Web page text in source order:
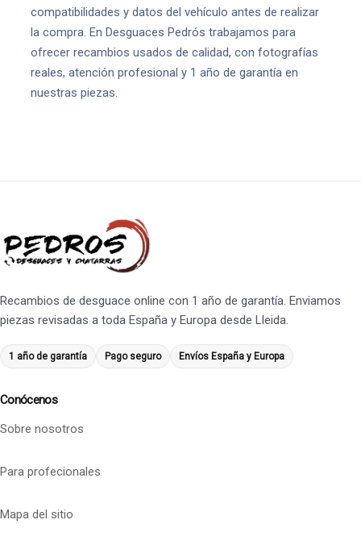
compatibilidades y datos del vehículo antes de realizar
la compra. En Desguaces Pedrós trabajamos para
ofrecer recambios usados de calidad, con fotografías
reales, atención profesional y 1 año de garantía en
nuestras piezas.
Recambios de desguace online con 1 año de garantía. Enviamos
piezas revisadas a toda España y Europa desde Lleida.
1 año de garantía Pago seguro Envíos España y Europa
Conócenos
Sobre nosotros
Para profecionales
Mapa del sitio